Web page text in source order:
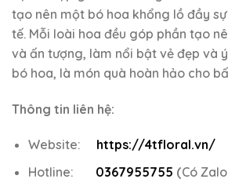
tạo nên một bó hoa khổng lồ đầy
tế. Mỗi loài hoa đều góp phần tạo
và ấn tượng, làm nổi bật vẻ đẹp và
bó hoa, là món quà hoàn hảo cho
Thông tin liên hệ:
Website:
https://4tfloral.vn/
Hotline:
0367955755 (Có Zalo